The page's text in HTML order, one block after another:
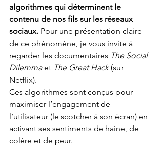
algorithmes qui déterminent le
contenu de nos fils sur les réseaux
sociaux. Pour une présentation claire
de ce phénomène, je vous invite à
regarder les documentaires The Social
Dilemma et The Great Hack (sur
Netflix).
Ces algorithmes sont conçus pour
maximiser l’engagement de
l’utilisateur (le scotcher à son écran) en
activant ses sentiments de haine, de
colère et de peur.